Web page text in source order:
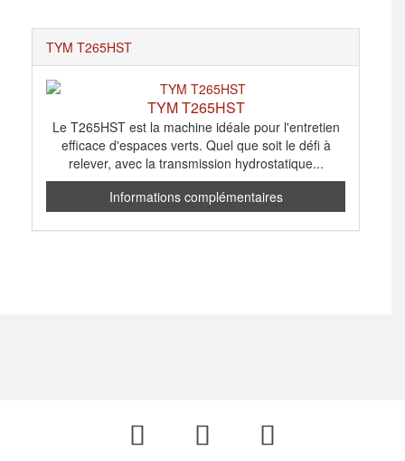
TYM T265HST
TYM T265HST
Le T265HST est la machine idéale pour l'entretien
efficace d'espaces verts. Quel que soit le défi à
relever, avec la transmission hydrostatique...
Informations complémentaires